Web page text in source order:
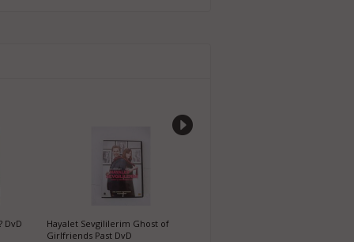
DvD
Hayalet Sevgililerim Ghost of
Girlfriends Past DvD